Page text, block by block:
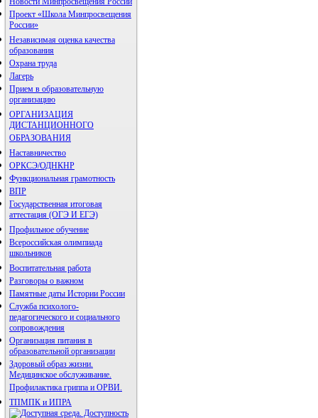
Проект «Школа Минпросвещения
России»
Независимая оценка качества
образования
Охрана труда
Лагерь
Прием в образовательную
организацию
ОРГАНИЗАЦИЯ
ДИСТАНЦИОННОГО
ОБРАЗОВАНИЯ
Наставничество
ОРКСЭ/ОДНКНР
Функциональная грамотность
ВПР
Государственная итоговая
аттестация (ОГЭ И ЕГЭ)
Профильное обучение
Всероссийская олимпиада
школьников
Воспитательная работа
Разговоры о важном
Памятные даты Истории России
Служба психолого-
педагогического и социального
сопровождения
Организация питания в
образовательной организации
Здоровый образ жизни.
Медицинское обслуживание.
Профилактика гриппа и ОРВИ.
ТПМПК и ИПРА